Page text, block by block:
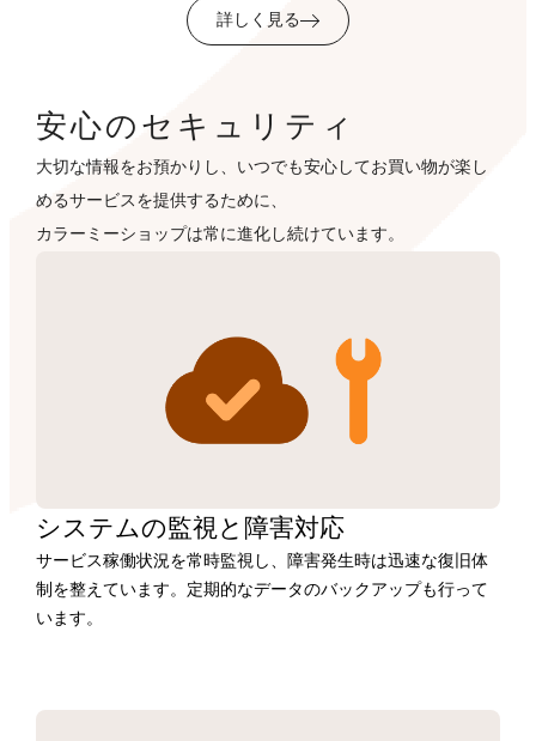
詳しく見る
安心のセキュリティ
大切な情報をお預かりし、いつでも安心してお買い物が楽し
めるサービスを提供するために、
カラーミーショップは常に進化し続けています。
システムの監視と障害対応
サービス稼働状況を常時監視し、障害発生時は迅速な復旧体
制を整えています。定期的なデータのバックアップも行って
います。